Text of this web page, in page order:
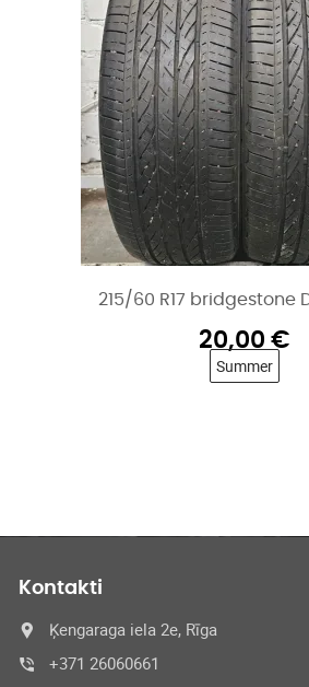
215/60 R17 bridgestone
20,00 €
Summer
Kontakti
Ķengaraga iela 2e, Rīga
+371 26060661